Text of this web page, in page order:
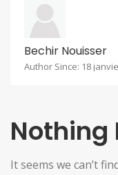
Bechir Nouisser
Author Since: 18
Nothing
It seems we can’t